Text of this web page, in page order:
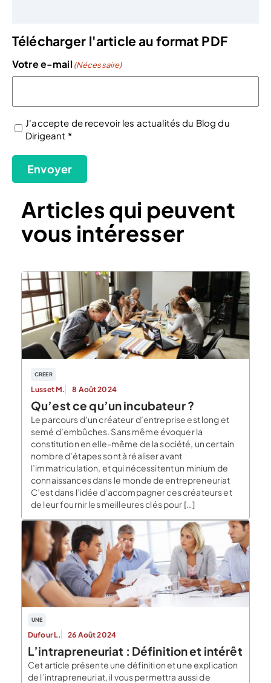
Télécharger l'article au format PDF
Votre e-mail (Nécessaire)
(Nécessaire)
J'accepte de recevoir les actualités du Blog du
Dirigeant *
Envoyer
Articles qui peuvent
vous intéresser
CREER
Lusset M. 8 Août 2024
Qu’est ce qu’un incubateur ?
Le parcours d’un créateur d’entreprise est long et
semé d’embûches. Sans même évoquer la
constitution en elle-même de la société, un certain
nombre d’étapes sont à réaliser avant
l’immatriculation, et qui nécessitent un minium de
connaissances dans le monde de entrepreneuriat
C’est dans l’idée d’accompagner ces créateurs et
de leur fournir les meilleures clés pour […]
UNE
Dufour L. 26 Août 2024
L’intrapreneuriat : Définition et intérêt
Cet article présente une définition et une explication
de l’intrapreneuriat, il vous permettra aussi de